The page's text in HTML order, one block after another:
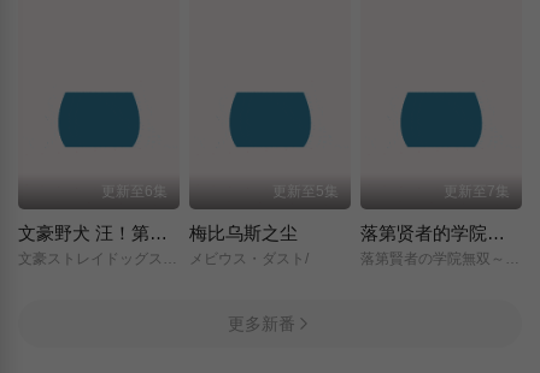
更新至6集
文豪野犬 汪！第二季
文豪ストレイドッグス/わん！２/
更新至5集
梅比乌斯之尘
メビウス・ダスト/
更新至7集
落第贤者的学院无双～第二次转生的S级开外挂魔术师冒险录～
落第賢者の学院無双～二度目の転生、Sランクチート魔術師冒険録～/
更多新番